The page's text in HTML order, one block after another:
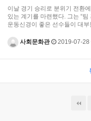
이날 경기 승리로 분위기 전환
있는 계기를 마련했다. 그는 “
운동신경이 좋은 선수들이 대
사회문화관 2019-07-28